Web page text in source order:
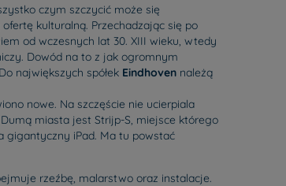
czym szczycić może się
kulturalną. Przechadzając się po
od wczesnych lat 30. XIII wieku, wtedy
Dowód na to z jak ogromnym
największych spółek Eindhoven należą
nowe. Na szczęście nie ucierpiala
miasta jest Strijp-S, miejsce którego
gigantyczny iPad. Ma tu powstać
rzeźbę, malarstwo oraz instalacje.